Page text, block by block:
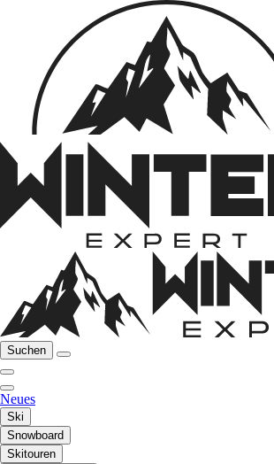
Suchen
Neues
Ski
Snowboard
Skitouren